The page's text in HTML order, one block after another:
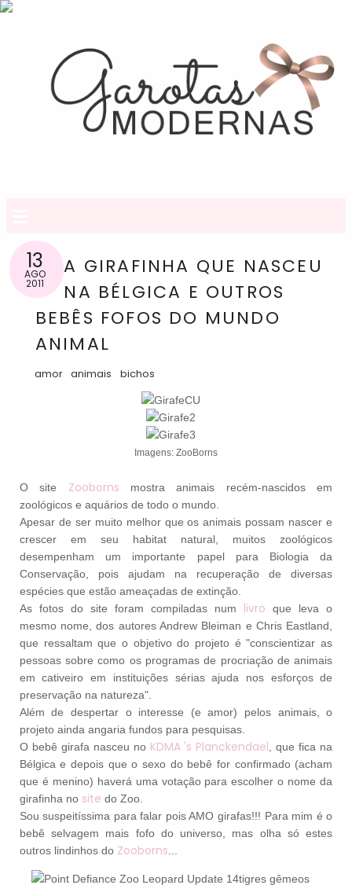
13
AGO
2011
A GIRAFINHA QUE NASCEU
NA BÉLGICA E OUTROS
BEBÊS FOFOS DO MUNDO
ANIMAL
amor animais bichos
Imagens: ZooBorns
O site Zooborns mostra animais recém-nascidos em
zoológicos e aquários de todo o mundo.
Apesar de ser muito melhor que os animais possam nascer e
crescer em seu habitat natural, muitos zoológicos
desempenham um importante papel para Biologia da
Conservação, pois ajudam na recuperação de diversas
espécies que estão ameaçadas de extinção.
As fotos do site foram compiladas num livro que leva o
mesmo nome, dos autores Andrew Bleiman e Chris Eastland,
que ressaltam que o objetivo do projeto é "conscientizar as
pessoas sobre como os programas de procriação de animais
em cativeiro em instituições sérias ajuda nos esforços de
preservação na natureza".
Além de despertar o interesse (e amor) pelos animais, o
projeto ainda angaria fundos para pesquisas.
O bebê girafa nasceu no KDMA 's Planckendael, que fica na
Bélgica e depois que o sexo do bebê for confirmado (acham
que é menino) haverá uma votação para escolher o nome da
girafinha no site do Zoo.
Sou suspeitíssima para falar pois AMO girafas!!! Para mim é o
bebê selvagem mais fofo do universo, mas olha só estes
outros lindinhos do Zooborns...
tigres gêmeos